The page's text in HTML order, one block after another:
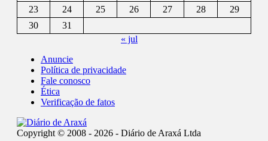
23
24 25 26 27 28
29
30
31
« jul
Anuncie
Política de privacidade
Fale conosco
Ética
Verificação de fatos
Copyright © 2008 - 2026 - Diário de Araxá Ltda